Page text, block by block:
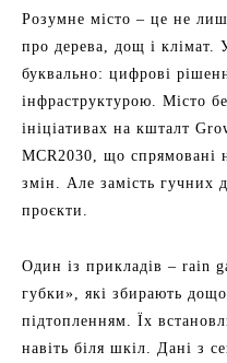
Розумне місто – це не
про дерева, дощ і клімат.
буквально: цифрові
інфраструктурою. Місто
ініціативах на кшталт
MCR2030, що спрямовані
змін. Але замість гучних
проєкти.
Один із прикладів – rain
губки», які збирають
підтопленням. Їх
навіть біля шкіл. Дані з